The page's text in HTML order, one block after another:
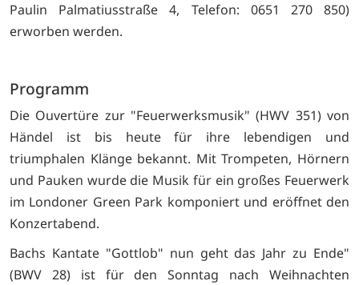
Paulin Palmatiusstraße 4, Telefon: 0651 270 850)
erworben werden.
Programm
Die Ouvertüre zur "Feuerwerksmusik" (HWV 351) von
Händel ist bis heute für ihre lebendigen und
triumphalen Klänge bekannt. Mit Trompeten, Hörnern
und Pauken wurde die Musik für ein großes Feuerwerk
im Londoner Green Park komponiert und eröffnet den
Konzertabend.
Bachs Kantate "Gottlob" nun geht das Jahr zu Ende"
(BWV 28) ist für den Sonntag nach Weihnachten